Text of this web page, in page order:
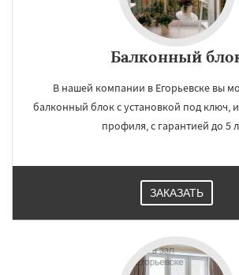
Балконный
В нашей компании в Егорьевске вы
балконный блок с установкой под ключ,
профиля, с гарантией до 5
ЗАКАЗАТЬ